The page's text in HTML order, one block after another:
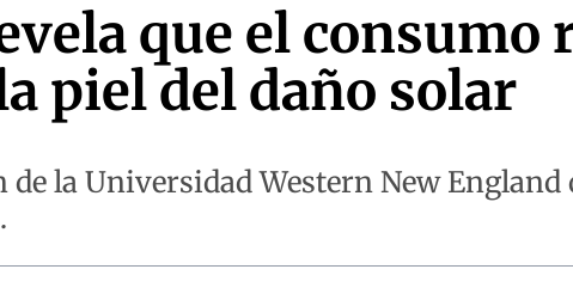
que el consumo
piel del daño solar
la Universidad Western New